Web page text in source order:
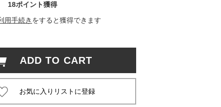
崎
18ポイント獲得
用手続き をすると獲得できます
ADD TO CART